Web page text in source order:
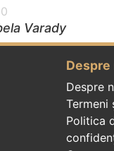
Varady
Despre
Despre
Termeni
Politica